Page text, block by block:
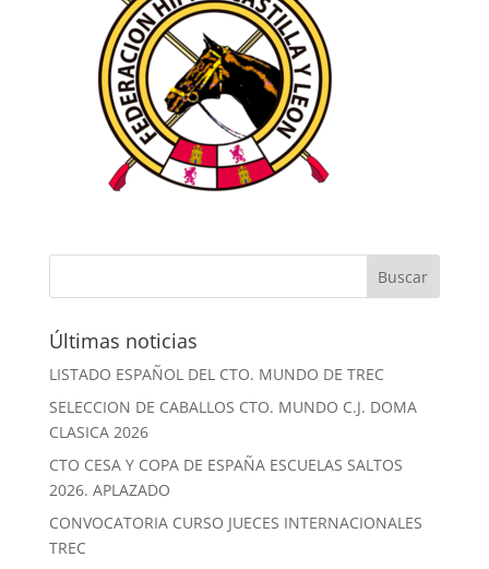
Últimas noticias
LISTADO ESPAÑOL DEL CTO. MUNDO DE TREC
SELECCION DE CABALLOS CTO. MUNDO C.J. DOMA
CLASICA 2026
CTO CESA Y COPA DE ESPAÑA ESCUELAS SALTOS
2026. APLAZADO
CONVOCATORIA CURSO JUECES INTERNACIONALES
TREC